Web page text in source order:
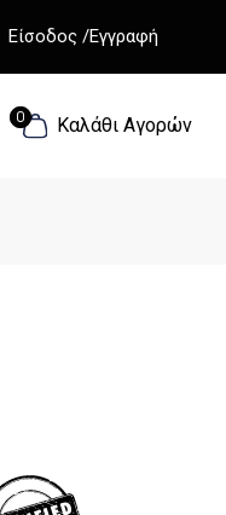
Είσοδος /Εγγραφή
0 Καλάθι Αγορών
0